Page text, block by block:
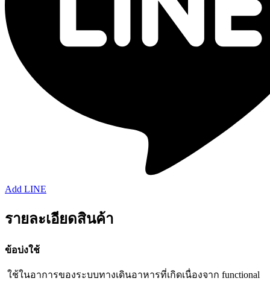
Add LINE
รายละเอียดสินค้า
ข้อบ่งใช้
ใช้ในอาการของระบบทางเดินอาหารที่เกิดเนื่องจาก functional